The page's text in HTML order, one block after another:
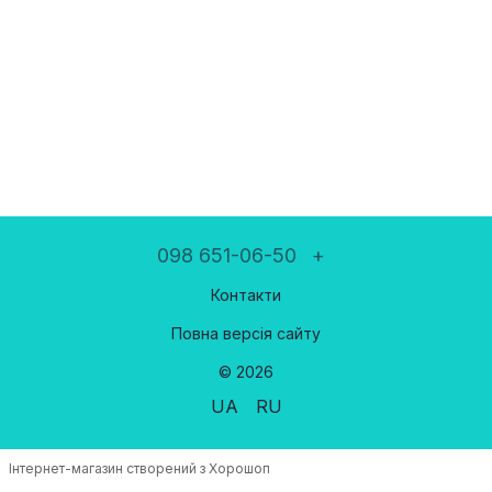
098 651-06-50 +
Контакти
Повна версія сайту
© 2026
UA RU
Інтернет-магазин створений з Хорошоп